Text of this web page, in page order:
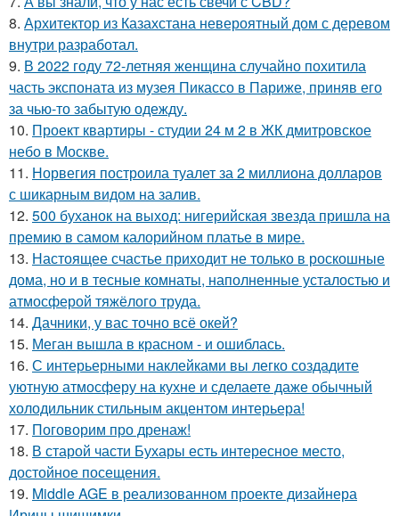
8. Архитектор из Казахстана невероятный дом с деревом
внутри разработал.
9. В 2022 году 72-летняя женщина случайно похитила
часть экспоната из музея Пикассо в Париже, приняв его
за чью-то забытую одежду.
10. Проект квартиры - студии 24 м 2 в ЖК дмитровское
небо в Москве.
11. Норвегия построила туалет за 2 миллиона долларов
с шикарным видом на залив.
12. 500 буханок на выход: нигерийская звезда пришла на
премию в самом калорийном платье в мире.
13. Настоящее счастье приходит не только в роскошные
дома, но и в тесные комнаты, наполненные усталостью и
атмосферой тяжёлого труда.
14. Дачники, у вас точно всё окей?
15. Меган вышла в красном - и ошиблась.
16. С интерьерными наклейками вы легко создадите
уютную атмосферу на кухне и сделаете даже обычный
холодильник стильным акцентом интерьера!
17. Поговорим про дренаж!
18. В старой части Бухары есть интересное место,
достойное посещения.
19. Middle AGE в реализованном проекте дизайнера